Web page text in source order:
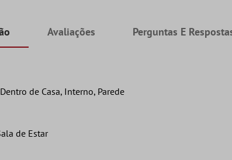
Avaliações Perguntas E
de Casa, Interno, Parede
de Estar